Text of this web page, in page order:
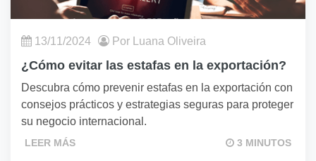
13/11/2024 Por Luana Oliveira
¿Cómo evitar las estafas en la exportación?
Descubra cómo prevenir estafas en la exportación con
consejos prácticos y estrategias seguras para proteger
su negocio internacional.
LEER MÁS 3 MINUTOS